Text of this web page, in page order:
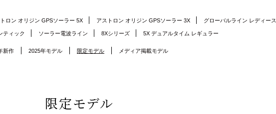
ロン オリジン GPSソーラー 5X アストロン オリジン GPSソーラー 3X グローバルライン レディース
ティック ソーラー電波ライン 8Xシリーズ 5X デュアルタイム レギュラー
新作 2025年モデル 限定モデル メディア掲載モデル
限定モデル